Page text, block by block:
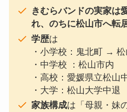
きむらバンドの実家は
れ、のちに松山市へ転
学歴は
・小学校：鬼北町 →
・中学校 ：松山市内
・高校：愛媛県立松山
・大学：松山大学中退
家族構成は「母親・妹